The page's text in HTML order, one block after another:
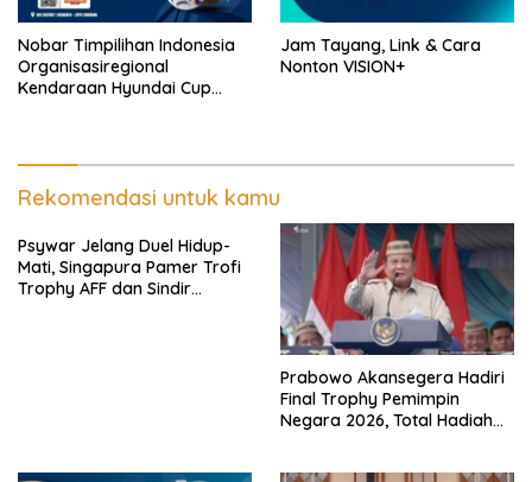
Nobar Timpilihan Indonesia
Organisasiregional
Kendaraan Hyundai Cup
Jam Tayang, Link & Cara
Nonton VISION+
Rekomendasi untuk kamu
Psywar Jelang Duel Hidup-
Mati, Singapura Pamer Trofi
Trophy AFF dan Sindir
Prabowo Akansegera Hadiri
Final Trophy Pemimpin
Negara 2026, Total Hadiah